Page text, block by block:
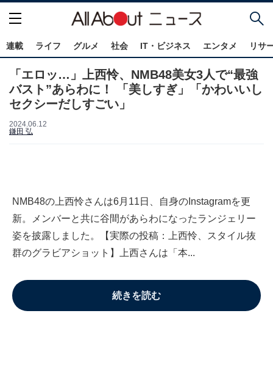
連載 ライフ グルメ 社会 IT・ビジネス エンタメ リサ
「エロッ…」上西怜、NMB48美女3人で“最強
バスト”あらわに！ 「美しすぎ」「かわいいし
セクシーだしすごい」
2024.06.12
鎌田 弘
NMB48の上西怜さんは6月11日、自身のInstagramを更
新。メンバーと共に谷間があらわになったランジェリー
姿を披露しました。【実際の投稿：上西怜、スタイル抜
群のグラビアショット】上西さんは「本...
続きを読む